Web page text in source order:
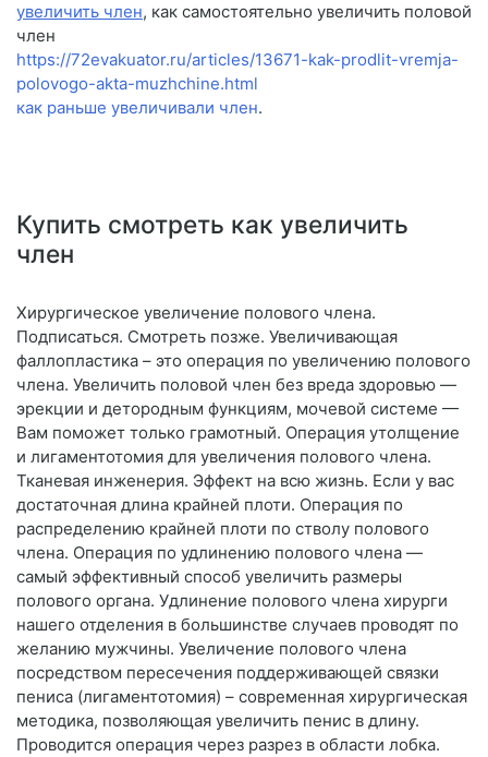
увеличить член, как самостоятельно увеличить половой
член
https://72evakuator.ru/articles/13671-kak-prodlit-vremja-
polovogo-akta-muzhchine.html
как раньше увеличивали член.
Купить смотреть как увеличить
член
Хирургическое увеличение полового члена.
Подписаться. Смотреть позже. Увеличивающая
фаллопластика – это операция по увеличению полового
члена. Увеличить половой член без вреда здоровью —
эрекции и детородным функциям, мочевой системе —
Вам поможет только грамотный. Операция утолщение
и лигаментотомия для увеличения полового члена.
Тканевая инженерия. Эффект на всю жизнь. Если у вас
достаточная длина крайней плоти. Операция по
распределению крайней плоти по стволу полового
члена. Операция по удлинению полового члена —
самый эффективный способ увеличить размеры
полового органа. Удлинение полового члена хирурги
нашего отделения в большинстве случаев проводят по
желанию мужчины. Увеличение полового члена
посредством пересечения поддерживающей связки
пениса (лигаментотомия) – современная хирургическая
методика, позволяющая увеличить пенис в длину.
Проводится операция через разрез в области лобка.